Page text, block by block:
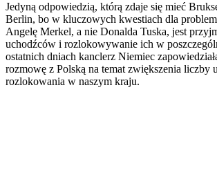
Jedyną odpowiedzią, którą zdaje się mieć
Berlin, bo w kluczowych kwestiach dla
Angelę Merkel, a nie Donalda Tuska, jest
uchodźców i rozlokowywanie ich w
ostatnich dniach kanclerz Niemiec
rozmowę z Polską na temat zwiększenia liczby
rozlokowania w naszym kraju.